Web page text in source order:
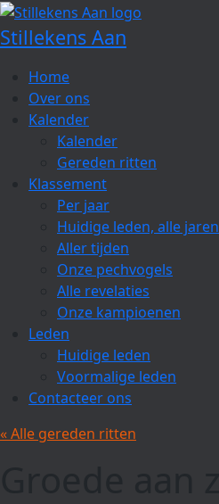
Spring
naar
de
inhoud
Stillekens Aan
Home
Over ons
Kalender
Kalender
Gereden ritten
Klassement
Per jaar
Huidige leden, alle jaren
Aller tijden
Onze pechvogels
Alle revelaties
Onze kampioenen
Leden
Huidige leden
Voormalige leden
Contacteer ons
« Alle gereden ritten